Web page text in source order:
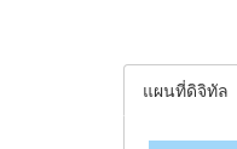
แผนที่ดิจิทัล